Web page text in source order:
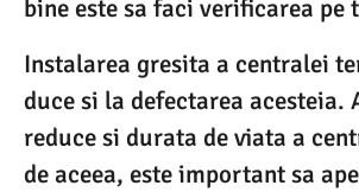
bine este sa faci verificarea pe
Instalarea gresita a centralei
duce si la defectarea acesteia.
reduce si durata de viata a
de aceea, este important sa